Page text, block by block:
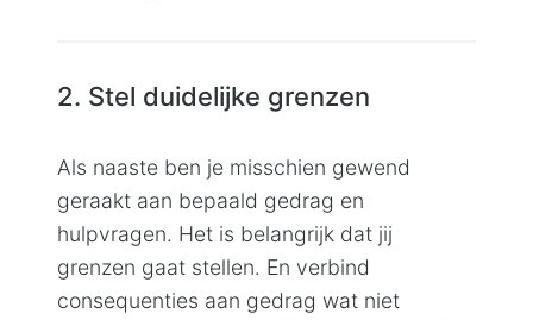
2. Stel duidelijke grenzen
Als naaste ben je misschien gewend
geraakt aan bepaald gedrag en
hulpvragen. Het is belangrijk dat jij
grenzen gaat stellen. En verbind
consequenties aan gedrag wat niet